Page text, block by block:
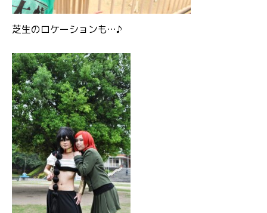
芝生のロケーションも…♪